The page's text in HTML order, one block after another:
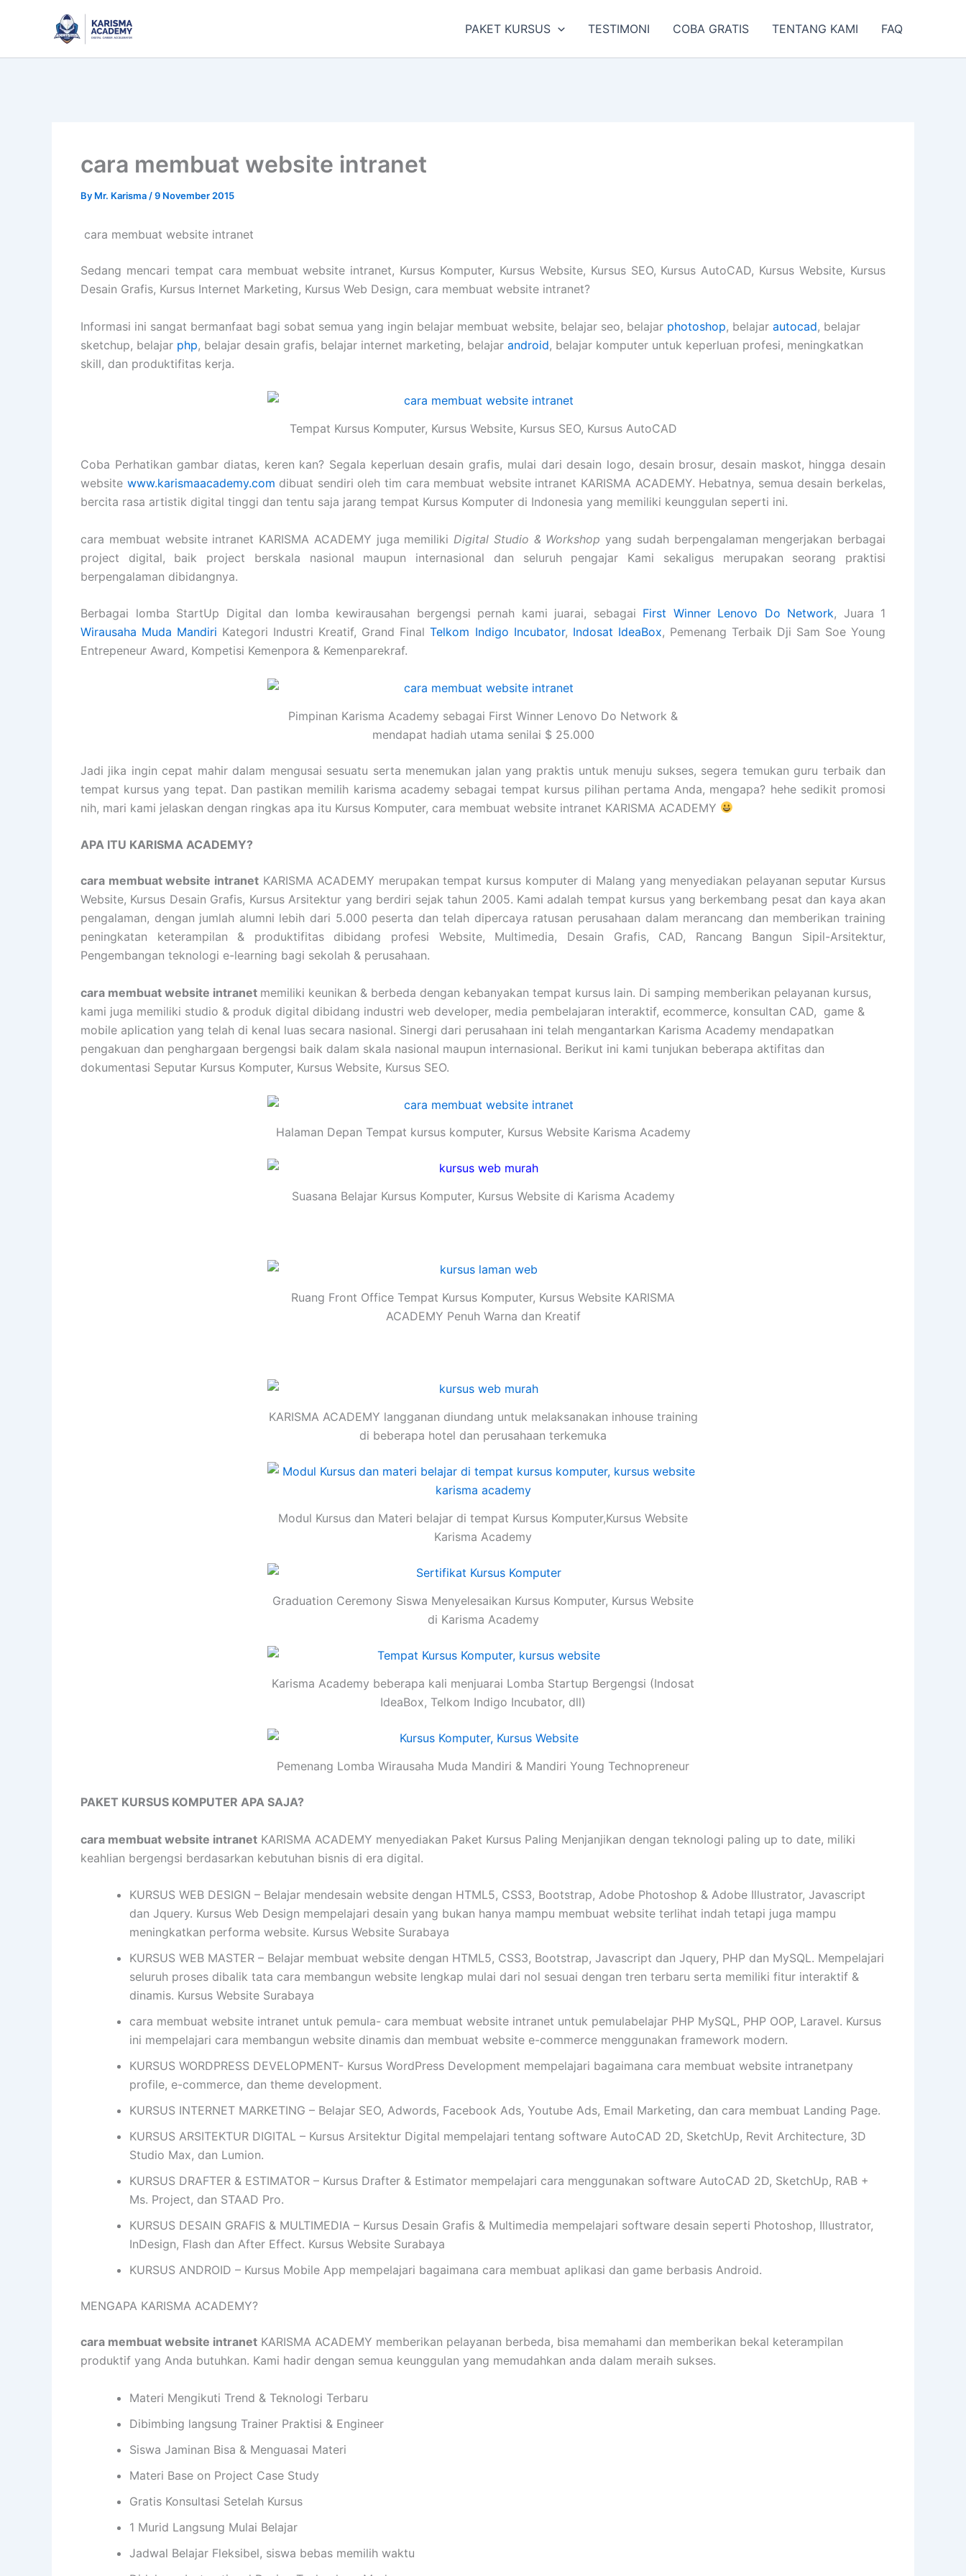
PAKET KURSUS TESTIMONI COBA GRATIS TENTANG KAMI FAQ
cara membuat website intranet
By Mr. Karisma /9 November 2015
cara membuat website intranet
Sedang mencari tempat cara membuat website intranet, Kursus Komputer, Kursus Website, Kursus SEO, Kursus AutoCAD, Kursus Website, Kursus
Desain Grafis, Kursus Internet Marketing, Kursus Web Design, cara membuat website intranet?
Informasi ini sangat bermanfaat bagi sobat semua yang ingin belajar membuat website, belajar seo, belajar photoshop, belajar autocad, belajar
sketchup, belajar php, belajar desain grafis, belajar internet marketing, belajar android, belajar komputer untuk keperluan profesi, meningkatkan
skill, dan produktifitas kerja.
Tempat Kursus Komputer, Kursus Website, Kursus SEO, Kursus AutoCAD
Coba Perhatikan gambar diatas, keren kan? Segala keperluan desain grafis, mulai dari desain logo, desain brosur, desain maskot, hingga desain
website www.karismaacademy.com dibuat sendiri oleh tim cara membuat website intranet KARISMA ACADEMY. Hebatnya, semua desain berkelas,
bercita rasa artistik digital tinggi dan tentu saja jarang tempat Kursus Komputer di Indonesia yang memiliki keunggulan seperti ini.
cara membuat website intranet KARISMA ACADEMY juga memiliki Digital Studio & Workshop yang sudah berpengalaman mengerjakan berbagai
project digital, baik project berskala nasional maupun internasional dan seluruh pengajar Kami sekaligus merupakan seorang praktisi
berpengalaman dibidangnya.
Berbagai lomba StartUp Digital dan lomba kewirausahan bergengsi pernah kami juarai, sebagai First Winner Lenovo Do Network, Juara 1
Wirausaha Muda Mandiri Kategori Industri Kreatif, Grand FinalTelkom Indigo Incubator, Indosat IdeaBox, Pemenang Terbaik Dji Sam Soe Young
Entrepeneur Award, Kompetisi Kemenpora & Kemenparekraf.
Pimpinan Karisma Academy sebagai First Winner Lenovo Do Network &
mendapat hadiah utama senilai $ 25.000
Jadi jika ingin cepat mahir dalam mengusai sesuatu serta menemukan jalan yang praktis untuk menuju sukses, segera temukan guru terbaik dan
tempat kursus yang tepat. Dan pastikan memilih karisma academy sebagai tempat kursus pilihan pertama Anda, mengapa? hehe sedikit promosi
nih, mari kami jelaskan dengan ringkas apa itu Kursus Komputer, cara membuat website intranet KARISMA ACADEMY
APA ITU KARISMA ACADEMY?
cara membuat website intranetKARISMA ACADEMY merupakan tempat kursus komputer di Malang yang menyediakan pelayanan seputar Kursus
Website, Kursus Desain Grafis, Kursus Arsitektur yang berdiri sejak tahun 2005. Kami adalah tempat kursus yang berkembang pesat dan kaya akan
pengalaman, dengan jumlah alumni lebih dari 5.000 peserta dan telah dipercaya ratusan perusahaan dalam merancang dan memberikan training
peningkatan keterampilan & produktifitas dibidang profesi Website, Multimedia, Desain Grafis, CAD, Rancang Bangun Sipil-Arsitektur,
Pengembangan teknologi e-learning bagi sekolah & perusahaan.
cara membuat website intranet memiliki keunikan & berbeda dengan kebanyakan tempat kursus lain. Di samping memberikan pelayanan kursus,
kami juga memiliki studio & produk digital dibidang industri web developer, media pembelajaran interaktif, ecommerce, konsultan CAD, game &
mobile aplication yang telah di kenal luas secara nasional. Sinergi dari perusahaan ini telah mengantarkan Karisma Academy mendapatkan
pengakuan dan penghargaan bergengsi baik dalam skala nasional maupun internasional. Berikut ini kami tunjukan beberapa aktifitas dan
dokumentasi Seputar Kursus Komputer, Kursus Website, Kursus SEO.
Halaman Depan Tempat kursus komputer, Kursus Website Karisma Academy
Suasana Belajar Kursus Komputer, Kursus Website di Karisma Academy
Ruang Front Office Tempat Kursus Komputer, Kursus Website KARISMA
ACADEMY Penuh Warna dan Kreatif
KARISMA ACADEMY langganan diundang untuk melaksanakan inhouse training
di beberapa hotel dan perusahaan terkemuka
Modul Kursus dan Materi belajar di tempat Kursus Komputer,Kursus Website
Karisma Academy
Graduation Ceremony Siswa Menyelesaikan Kursus Komputer, Kursus Website
di Karisma Academy
Karisma Academy beberapa kali menjuarai Lomba Startup Bergengsi (Indosat
IdeaBox, Telkom Indigo Incubator, dll)
Pemenang Lomba Wirausaha Muda Mandiri & Mandiri Young Technopreneur
PAKET KURSUS KOMPUTER APA SAJA?
cara membuat website intranet KARISMA ACADEMY menyediakan Paket Kursus Paling Menjanjikan dengan teknologi paling up to date, miliki
keahlian bergengsi berdasarkan kebutuhan bisnis di era digital.
KURSUS WEB DESIGN – Belajar mendesain website dengan HTML5, CSS3, Bootstrap, Adobe Photoshop & Adobe Illustrator, Javascript
dan Jquery. Kursus Web Design mempelajari desain yang bukan hanya mampu membuat website terlihat indah tetapi juga mampu
meningkatkan performa website. Kursus Website Surabaya
KURSUS WEB MASTER – Belajar membuat website dengan HTML5, CSS3, Bootstrap, Javascript dan Jquery, PHP dan MySQL. Mempelajari
seluruh proses dibalik tata cara membangun website lengkap mulai dari nol sesuai dengan tren terbaru serta memiliki fitur interaktif &
dinamis. Kursus Website Surabaya
cara membuat website intranet untuk pemula- cara membuat website intranet untuk pemulabelajar PHP MySQL, PHP OOP, Laravel. Kursus
ini mempelajari cara membangun website dinamis dan membuat website e-commerce menggunakan framework modern.
KURSUS WORDPRESS DEVELOPMENT- Kursus WordPress Development mempelajari bagaimana cara membuat website intranetpany
profile, e-commerce, dan theme development.
KURSUS INTERNET MARKETING – Belajar SEO, Adwords, Facebook Ads, Youtube Ads, Email Marketing, dan cara membuat Landing Page.
KURSUS ARSITEKTUR DIGITAL – Kursus Arsitektur Digital mempelajari tentang software AutoCAD 2D, SketchUp, Revit Architecture, 3D
Studio Max, dan Lumion.
KURSUS DRAFTER & ESTIMATOR – Kursus Drafter & Estimator mempelajari cara menggunakan software AutoCAD 2D, SketchUp, RAB +
Ms. Project, dan STAAD Pro.
KURSUS DESAIN GRAFIS & MULTIMEDIA – Kursus Desain Grafis & Multimedia mempelajari software desain seperti Photoshop, Illustrator,
InDesign, Flash dan After Effect. Kursus Website Surabaya
KURSUS ANDROID – Kursus Mobile App mempelajari bagaimana cara membuat aplikasi dan game berbasis Android.
MENGAPA KARISMA ACADEMY?
cara membuat website intranet KARISMA ACADEMY memberikan pelayanan berbeda, bisa memahami dan memberikan bekal keterampilan
produktif yang Anda butuhkan. Kami hadir dengan semua keunggulan yang memudahkan anda dalam meraih sukses.
Materi Mengikuti Trend & Teknologi Terbaru
Dibimbing langsung Trainer Praktisi & Engineer
Siswa Jaminan Bisa & Menguasai Materi
Materi Base on Project Case Study
Gratis Konsultasi Setelah Kursus
1 Murid Langsung Mulai Belajar
Jadwal Belajar Fleksibel, siswa bebas memilih waktu